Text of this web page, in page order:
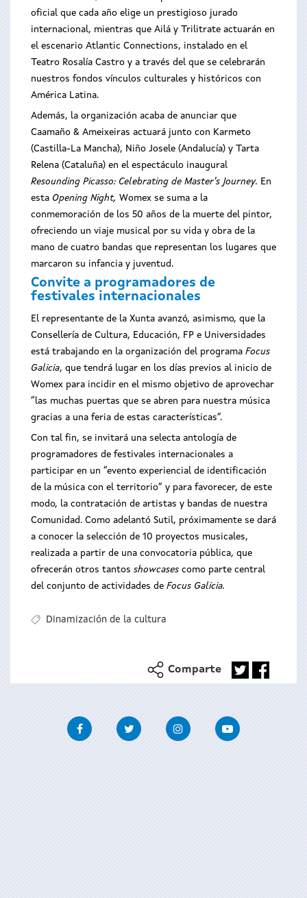
oficial que cada año elige un prestigioso jurado
internacional, mientras que Ailá y Trilitrate actuarán en
el escenario Atlantic Connections, instalado en el
Teatro Rosalía Castro y a través del que se celebrarán
nuestros fondos vínculos culturales y históricos con
América Latina.
Además, la organización acaba de anunciar que
Caamaño & Ameixeiras actuará junto con Karmeto
(Castilla-La Mancha), Niño Josele (Andalucía) y Tarta
Relena (Cataluña) en el espectáculo inaugural
Resounding Picasso: Celebrating de Master's Journey. En
esta Opening Night, Womex se suma a la
conmemoración de los 50 años de la muerte del pintor,
ofreciendo un viaje musical por su vida y obra de la
mano de cuatro bandas que representan los lugares que
marcaron su infancia y juventud.
Convite a programadores de
festivales internacionales
El representante de la Xunta avanzó, asimismo, que la
Consellería de Cultura, Educación, FP e Universidades
está trabajando en la organización del programa Focus
Galicia, que tendrá lugar en los días previos al inicio de
Womex para incidir en el mismo objetivo de aprovechar
“las muchas puertas que se abren para nuestra música
gracias a una feria de estas características”.
Con tal fin, se invitará una selecta antología de
programadores de festivales internacionales a
participar en un “evento experiencial de identificación
de la música con el territorio” y para favorecer, de este
modo, la contratación de artistas y bandas de nuestra
Comunidad. Como adelantó Sutil, próximamente se dará
a conocer la selección de 10 proyectos musicales,
realizada a partir de una convocatoria pública, que
ofrecerán otros tantos showcases como parte central
del conjunto de actividades de Focus Galicia.
Dinamización de la cultura
Comparte
FacebookTwitter InstagramYoutube